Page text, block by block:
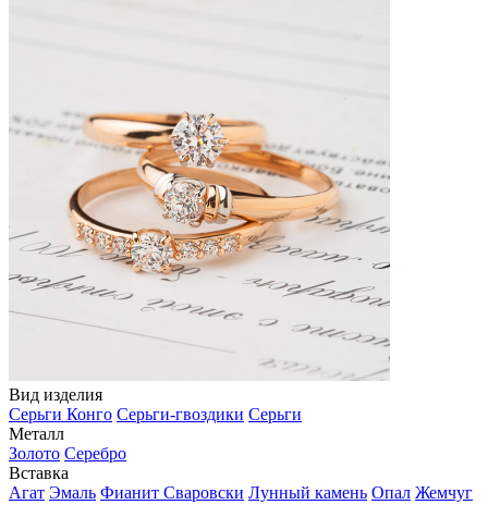
Вид изделия
Серьги Конго Серьги-гвоздики Серьги
Металл
Золото Серебро
Вставка
Агат Эмаль Фианит Сваровски Лунный камень Опал Жемчуг